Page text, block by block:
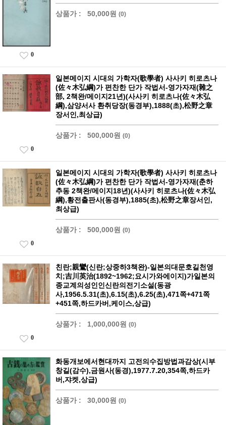
상품가 : 50,000원 (0)
0
일본메이지 시대의 가학자(歌學者) 사사키 히로츠나
(佐々木弘綱)가 편찬한 단가 작법서-영가자재(雜之
部, 2책완/메이지21년)(사사키 히로츠나(佐々木弘
綱),삼양서사 환취당장(동경부),1888(초),松野之章
장서인,최상급)
상품가 : 500,000원 (0)
0
일본메이지 시대의 가학자(歌學者) 사사키 히로츠나
(佐々木弘綱)가 편찬한 단가 작법서-영가자재(춘하
추동 2책완/메이지18년)(사사키 히로츠나(佐々木弘
綱),황전출판사(동경부),1885(초),松野之章장서인,
최상급)
상품가 : 500,000원 (0)
0
친란;親鸞(신란;상중하3책완)-일본의대문호길천영
치;吉川英治(1892~1962;요시가와에이지)가일본의
종교계의성인인신란의전기소설(동광
사,1956.5.31(초),6.15(초),6.25(초),471쪽+471쪽
+451쪽,하드카버,케이스,상급)
상품가 : 1,000,000원 (0)
0
화동개보에서현대까지 고전의수집방법과감상(시부
창길(감수),금원사(동경),1977.7.20,354쪽,하드카
버,쟈켓,상급)
상품가 : 30,000원 (0)